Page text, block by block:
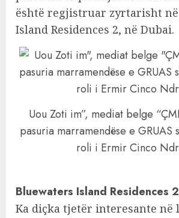
është regjistruar zyrtarisht
Island Residences 2, në Dubai.
Uou Zoti im”, mediat belge
pasuria marramendëse e GRUAS
roli i Ermir Cinco
Bluewaters Island Residences
Ka diçka tjetër interesante në